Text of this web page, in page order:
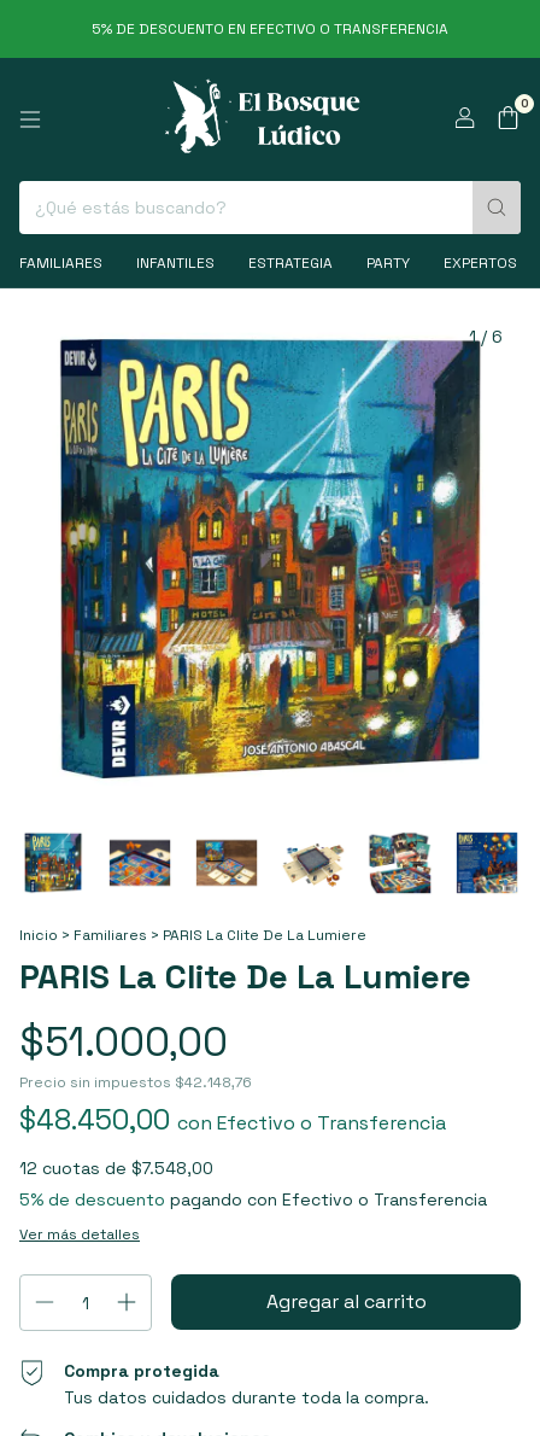
5% DE DESCUENTO EN EFECTIVO O TRANSFERENCIA
0
FAMILIARES INFANTILES ESTRATEGIA PARTY EXPERTOS
1/ 6
Inicio > Familiares > PARIS La CIite De La Lumiere
PARIS La CIite De La Lumiere
$51.000,00
Precio sin impuestos $42.148,76
$48.450,00 con Efectivo o Transferencia
12 cuotas de $7.548,00
5% de descuento pagando con Efectivo o Transferencia
Ver más detalles
Compra protegida
Tus datos cuidados durante toda la compra.